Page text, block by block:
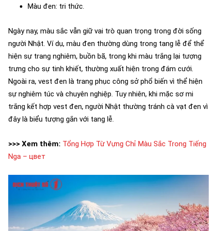
Màu đen: tri thức.
Ngày nay, màu sắc vẫn giữ vai trò quan trọng trong đời sống
người Nhật. Ví dụ, màu đen thường dùng trong tang lễ để thể
hiện sự trang nghiêm, buồn bã, trong khi màu trắng lại tượng
trưng cho sự tinh khiết, thường xuất hiện trong đám cưới.
Ngoài ra, vest đen là trang phục công sở phổ biến vì thể hiện
sự nghiêm túc và chuyên nghiệp. Tuy nhiên, khi mặc sơ mi
trắng kết hợp vest đen, người Nhật thường tránh cà vạt đen vì
đây là biểu tượng gắn với tang lễ.
>>> Xem thêm: Tổng Hợp Từ Vựng Chỉ Màu Sắc Trong Tiếng
Nga – цвет